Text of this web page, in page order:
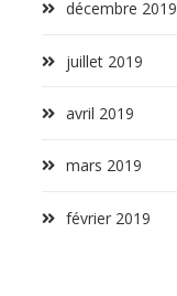
décembre 2019
juillet 2019
avril 2019
mars 2019
février 2019